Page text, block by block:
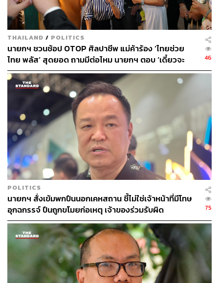
ด้าน พลอยทะเล ลักษมีแสงจันทร์ รองโฆษกประจำสำนัก
นายกรัฐมนตรี เปิดเผยว่า ครม. มีมติอนุมัติหลักการร่างกฎ
กระทรวงกำหนดให้ผลิตภัณฑ์อุตสาหกรรมกระดาษสัมผัส
อาหารต้องเป็นไปตามมาตรฐาน (ฉบับที่ ..) พ.ศ. …. ตามที่
กระทรวงอุตสาหกรรมเสนอ โดยร่างกฎกระทรวงดังกล่าว
เป็นการขยายเวลาการใช้บังคับกฎกระทรวงกำหนดให้
ผลิตภัณฑ์อุตสาหกรรมกระดาษสัมผัสอาหารต้องเป็นไปตาม
มาตรฐาน พ.ศ. 2568 จากเดิมที่จะมีผลใช้บังคับในวันที่ 22
มิถุนายน 2569 แก้ไขเป็นให้ใช้บังคับตั้งแต่วันที่ 22 มิถุนายน
2570 เป็นต้นไป (ขยายระยะเวลาออกไปอีก 1 ปี)
ทั้งนี้ การขยายระยะเวลาบังคับใช้กฎกระทรวงดังกล่าวจะ
ช่วยป้องกันไม่ให้ธุรกิจขนาดเล็กต้องปิดตัวลง เนื่องจากไม่
สามารถปฏิบัติตามกฎกระทรวงได้ทันท่วงที นอกจากนี้ยัง
ช่วยให้ประชาชนไม่ต้องแบกรับภาระค่าครองชีพที่สูงขึ้นจาก
การปรับเปลี่ยนบรรจุภัณฑ์อย่างกะทันหันในช่วงที่เศรษฐกิจ
กำลังปรับตัว และป้องกันการขาดแคลนผลิตภัณฑ์
อุตสาหกรรมกระดาษสัมผัสอาหารในท้องตลาด
TAGS: นายกรัฐมนตรี กระทรวงอุตสาหกรรม
คณะรัฐมนตรี
สำนักงานคณะกรรมการคุ้มครองผู้บริโภค
ลลิดา เพริศวิวัฒนา
อนุทิน ชาญวีรกูล
พลอยทะเล ลักษมีแสงจันทร์
THAILAND / POLITICS
นายกฯ ชวนช้อป OTOP ศิลปาชีพ แม่ค้าร้อง ‘ไทยช่วย
ไทย พลัส’ สุดยอด ถามมีต่อไหม นายกฯ ตอบ ‘เดี๋ยวจะ
พยายาม’
46
POLITICS
นายกฯ สั่งเข้มพกปืนนอกเคหสถาน ชี้ไม่ใช่เจ้าหน้าที่มีโทษ
อุกฉกรรจ์ ปืนถูกขโมยก่อเหตุ เจ้าของร่วมรับผิด
75